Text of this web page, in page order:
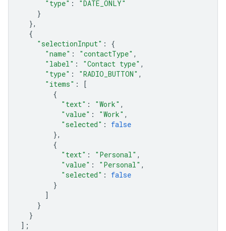
"type" :
"DATE_ONLY"
}
},
{
"selectionInput" :
{
"name" : "contactType" ,
"label" : "Contact type" ,
"type" : "RADIO_BUTTON" ,
"items" :
[
{
"text" : "Work" ,
"value" : "Work" ,
"selected" :
false
},
{
"text" : "Personal" ,
"value" : "Personal" ,
"selected" :
false
}
]
}
}
];